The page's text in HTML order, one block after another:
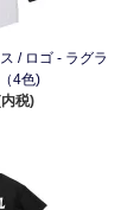
/ ロゴ - ラグラ
4色)
税)